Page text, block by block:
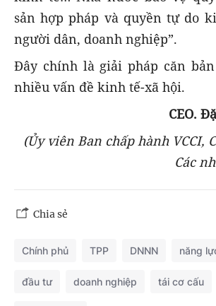
sản hợp pháp và quyền tự do
người dân, doanh nghiệp”.
Đây chính là giải pháp căn
nhiều vấn đề kinh tế-xã hội.
CEO.
(Ủy viên Ban chấp hành VCCI,
Các
Chia sẻ
Chính phủ TPP DNNN năng
đầu tư doanh nghiệp tái cơ cấu